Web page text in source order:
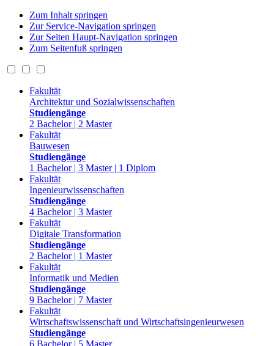
Zum Inhalt springen
Zur Service-Navigation springen
Zur Seiten Haupt-Navigation springen
Zum Seitenfuß springen
Fakultät
Architektur und Sozialwissenschaften
Studiengänge
2 Bachelor | 2 Master
Fakultät
Bauwesen
Studiengänge
1 Bachelor | 3 Master | 1 Diplom
Fakultät
Ingenieurwissenschaften
Studiengänge
4 Bachelor | 3 Master
Fakultät
Digitale Transformation
Studiengänge
2 Bachelor | 1 Master
Fakultät
Informatik und Medien
Studiengänge
9 Bachelor | 7 Master
Fakultät
Wirtschaftswissenschaft und Wirtschaftsingenieurwesen
Studiengänge
6 Bachelor | 5 Master